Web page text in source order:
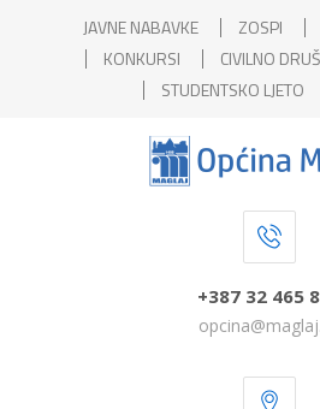
JAVNE NABAVKE ZOSPI
KONKURSI
CIVILNO
STUDENTSKO LJETO
+387 32 465